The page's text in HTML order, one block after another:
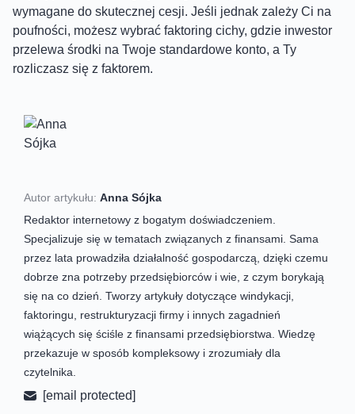
wymagane do skutecznej cesji. Jeśli jednak zależy Ci na
poufności, możesz wybrać faktoring cichy, gdzie inwestor
przelewa środki na Twoje standardowe konto, a Ty
rozliczasz się z faktorem.
Autor artykułu: Anna Sójka
Redaktor internetowy z bogatym doświadczeniem.
Specjalizuje się w tematach związanych z finansami. Sama
przez lata prowadziła działalność gospodarczą, dzięki czemu
dobrze zna potrzeby przedsiębiorców i wie, z czym borykają
się na co dzień. Tworzy artykuły dotyczące windykacji,
faktoringu, restrukturyzacji firmy i innych zagadnień
wiążących się ściśle z finansami przedsiębiorstwa. Wiedzę
przekazuje w sposób kompleksowy i zrozumiały dla
czytelnika.
[email protected]